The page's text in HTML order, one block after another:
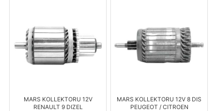
MARS KOLLEKTORU 12V
RENAULT 9 DIZEL
MARS KOLLEKTORU 12V 8 DIS
PEUGEOT / CITROEN